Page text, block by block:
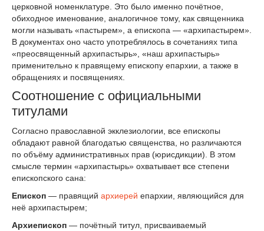
церковной номенклатуре. Это было именно почётное,
обиходное именование, аналогичное тому, как священника
могли называть «пастырем», а епископа — «архипастырем».
В документах оно часто употреблялось в сочетаниях типа
«преосвященный архипастырь», «наш архипастырь»
применительно к правящему епископу епархии, а также в
обращениях и посвящениях.
Соотношение с официальными
титулами
Согласно православной экклезиологии, все епископы
обладают равной благодатью священства, но различаются
по объёму административных прав (юрисдикции). В этом
смысле термин «архипастырь» охватывает все степени
епископского сана:
Епископ — правящий архиерей епархии, являющийся для
неё архипастырем;
Архиепископ — почётный титул, присваиваемый